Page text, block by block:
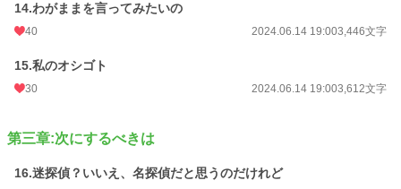
14.わがままを言ってみたいの
40 2024.06.14 19:003,446文字
15.私のオシゴト
30 2024.06.14 19:003,612文字
第三章:次にするべきは
16.迷探偵？いいえ、名探偵だと思うのだけれど